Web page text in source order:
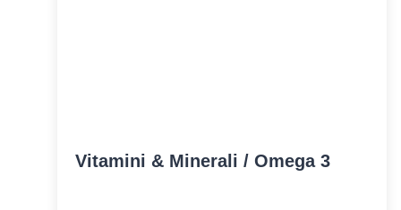
Vitamini & Minerali / Omega 3